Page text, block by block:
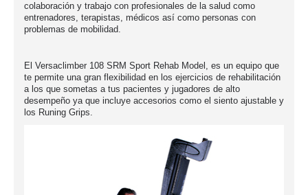
colaboración y trabajo con profesionales de la salud como
entrenadores, terapistas, médicos así como personas con
problemas de mobilidad.
El Versaclimber 108 SRM Sport Rehab Model, es un equipo que
te permite una gran flexibilidad en los ejercicios de rehabilitación
a los que sometas a tus pacientes y jugadores de alto
desempeño ya que incluye accesorios como el siento ajustable y
los Runing Grips.